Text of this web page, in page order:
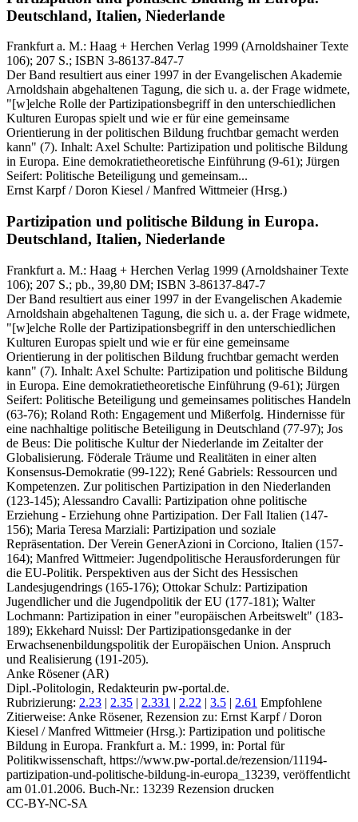
Deutschland, Italien, Niederlande
Frankfurt a. M.: Haag + Herchen Verlag 1999 (Arnoldshainer Texte
106); 207 S.; ISBN 3-86137-847-7
Der Band resultiert aus einer 1997 in der Evangelischen Akademie
Arnoldshain abgehaltenen Tagung, die sich u. a. der Frage widmete,
"[w]elche Rolle der Partizipationsbegriff in den unterschiedlichen
Kulturen Europas spielt und wie er für eine gemeinsame
Orientierung in der politischen Bildung fruchtbar gemacht werden
kann" (7). Inhalt: Axel Schulte: Partizipation und politische Bildung
in Europa. Eine demokratietheoretische Einführung (9-61); Jürgen
Seifert: Politische Beteiligung und gemeinsam...
Ernst Karpf / Doron Kiesel / Manfred Wittmeier(Hrsg.)
Partizipation und politische Bildung in Europa.
Deutschland, Italien, Niederlande
Frankfurt a. M.: Haag + Herchen Verlag 1999 (Arnoldshainer Texte
106); 207 S.; pb., 39,80 DM; ISBN 3-86137-847-7
Der Band resultiert aus einer 1997 in der Evangelischen Akademie
Arnoldshain abgehaltenen Tagung, die sich u. a. der Frage widmete,
"[w]elche Rolle der Partizipationsbegriff in den unterschiedlichen
Kulturen Europas spielt und wie er für eine gemeinsame
Orientierung in der politischen Bildung fruchtbar gemacht werden
kann" (7). Inhalt: Axel Schulte: Partizipation und politische Bildung
in Europa. Eine demokratietheoretische Einführung (9-61); Jürgen
Seifert: Politische Beteiligung und gemeinsames politisches Handeln
(63-76); Roland Roth: Engagement und Mißerfolg. Hindernisse für
eine nachhaltige politische Beteiligung in Deutschland (77-97); Jos
de Beus: Die politische Kultur der Niederlande im Zeitalter der
Globalisierung. Föderale Träume und Realitäten in einer alten
Konsensus-Demokratie (99-122); René Gabriels: Ressourcen und
Kompetenzen. Zur politischen Partizipation in den Niederlanden
(123-145); Alessandro Cavalli: Partizipation ohne politische
Erziehung - Erziehung ohne Partizipation. Der Fall Italien (147-
156); Maria Teresa Marziali: Partizipation und soziale
Repräsentation. Der Verein GenerAzioni in Corciono, Italien (157-
164); Manfred Wittmeier: Jugendpolitische Herausforderungen für
die EU-Politik. Perspektiven aus der Sicht des Hessischen
Landesjugendrings (165-176); Ottokar Schulz: Partizipation
Jugendlicher und die Jugendpolitik der EU (177-181); Walter
Lochmann: Partizipation in einer "europäischen Arbeitswelt" (183-
189); Ekkehard Nuissl: Der Partizipationsgedanke in der
Erwachsenenbildungspolitik der Europäischen Union. Anspruch
und Realisierung (191-205).
Anke Rösener (AR)
Dipl.-Politologin, Redakteurin pw-portal.de.
Rubrizierung: 2.23 | 2.35 | 2.331 | 2.22 | 3.5 | 2.61 Empfohlene
Zitierweise: Anke Rösener, Rezension zu: Ernst Karpf / Doron
Kiesel / Manfred Wittmeier(Hrsg.): Partizipation und politische
Bildung in Europa. Frankfurt a. M.: 1999, in: Portal für
Politikwissenschaft, https://www.pw-portal.de/rezension/11194-
partizipation-und-politische-bildung-in-europa_13239, veröffentlicht
am 01.01.2006. Buch-Nr.: 13239 Rezension drucken
CC-BY-NC-SA